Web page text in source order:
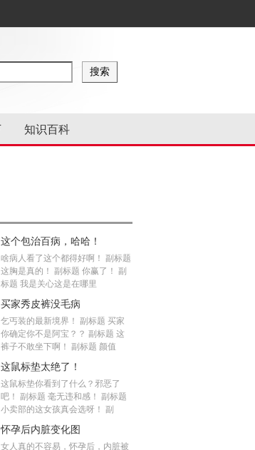
知识百科
这个包治百病，哈哈！
啥病人看了这个都得好啊！ 副标题
这胸是真的！ 副标题 你赢了！ 副
标题 我是关心这是在哪里
买家秀皮裤没毛病
乞丐装的最新境界！ 副标题 买家
你确定你不是阿宝？？ 副标题 这
裤子不敢坐下啊！ 副标题 颜值
这鼠标垫太绝了！
这鼠标垫你看到了什么？邪恶了
吧！ 副标题 毫无违和感！ 副标题
小卖部的这女孩真会选呀！ 副
怀孕后内脏变化图
女人真的不容易，怀孕后，内脏被